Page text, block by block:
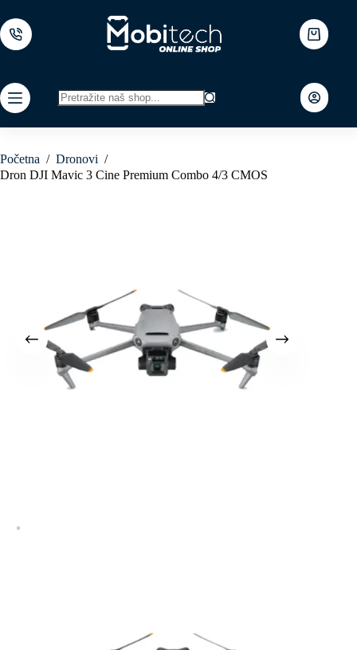
to
content
Shopping
cart
results
Početna / Dronovi /
Dron DJI Mavic 3 Cine Premium Combo 4/3 CMOS